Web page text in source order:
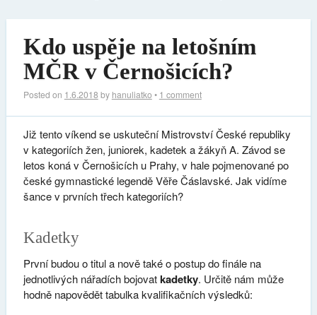
Kdo uspěje na letošním
MČR v Černošicích?
Posted on 1.6.2018 by hanuliatko • 1 comment
Již tento víkend se uskuteční Mistrovství České republiky
v kategoriích žen, juniorek, kadetek a žákyň A. Závod se
letos koná v Černošicích u Prahy, v hale pojmenované po
české gymnastické legendě Věře Čáslavské. Jak vidíme
šance v prvních třech kategoriích?
Kadetky
První budou o titul a nově také o postup do finále na
jednotlivých nářadích bojovatkadetky. Určitě nám může
hodně napovědět tabulka kvalifikačních výsledků: